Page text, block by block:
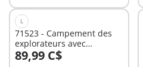
L
71523 - Campement des
explorateurs avec
dinosaures
89,99 C$
Au panier